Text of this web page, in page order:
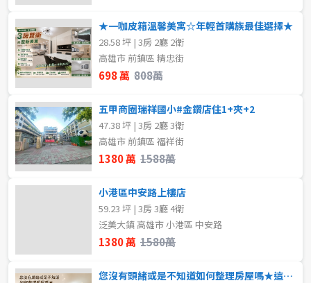
2房 3房
4房
屋齡
不拘
★一咖皮箱溫馨美寓☆年輕首購族最佳選擇★
28.58 坪 | 3房 2廳 2衛
高雄市 前鎮區 精忠街
698 萬 808萬
五甲商圈瑞祥國小#金鑽店住1+夾+2
47.38 坪 | 3房 2廳 3衛
高雄市 前鎮區 福祥街
1380 萬 1588萬
小港區中安路上樓店
59.23 坪 | 3房 3廳 4衛
泛美大鎮 高雄市 小港區 中安路
1380 萬 1580萬
您沒有頭緒或是不知道如何整理房屋嗎★這間絕對可以